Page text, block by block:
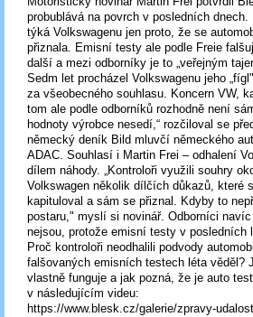
probublává na povrch v posledních
týká Volkswagenu jen proto, že se
přiznala. Emisní testy ale podle Freie
další a mezi odborníky je to „veřejným
Sedm let procházel Volkswagenu jeho
za všeobecného souhlasu. Koncern VW,
tom ale podle odborníků rozhodně není
hodnoty výrobce nesedí,“ rozčiloval se
německý deník Bild mluvčí německého
ADAC. Souhlasí i Martin Frei – odhalení
dílem náhody. „Kontroloři využili souhry
Volkswagen několik dílčích důkazů, které
kapituloval a sám se přiznal. Kdyby to
postaru," myslí si novinář. Odborníci
nejsou, protože emisní testy v posledních
Proč kontroloři neodhalili podvody
falšovaných emisních testech léta věděl?
vlastně funguje a jak pozná, že je auto
v následujícím videu:
https://www.blesk.cz/galerie/zpravy-